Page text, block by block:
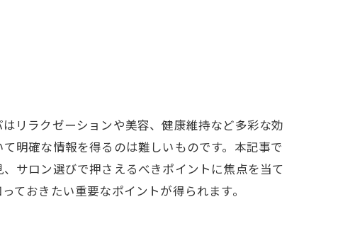
リラクゼーションや美容、健康維持など多彩な効
明確な情報を得るのは難しいものです。本記事で
サロン選びで押さえるべきポイントに焦点を当て
おきたい重要なポイントが得られます。